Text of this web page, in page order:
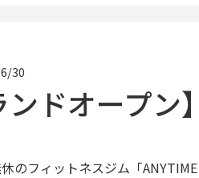
30
ンドオープ
のフィットネスジム「